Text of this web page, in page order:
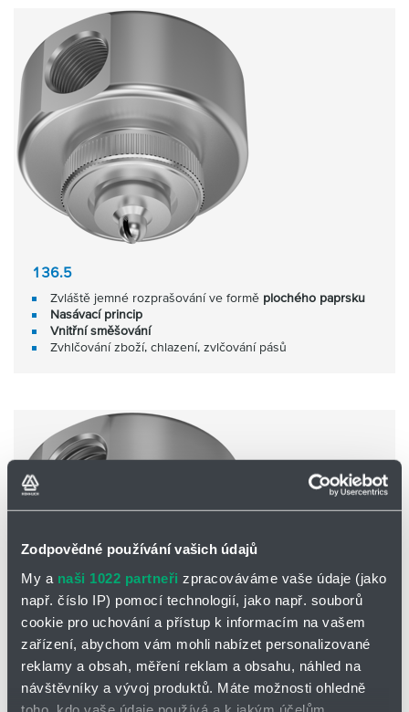
Zodpovědné používání vašich údajů
My a naši 1022 partneři zpracováváme vaše údaje (jako
např. číslo IP) pomocí technologií, jako např. souborů
cookie pro uchování a přístup k informacím na vašem
zařízení, abychom vám mohli nabízet personalizované
reklamy a obsah, měření reklam a obsahu, náhled na
návštěvníky a vývoj produktů. Máte možnosti ohledně
136.5
Zvláště jemné rozprašování ve formě plochého paprsku
Nasávací princip
Vnitřní směšování
Zvhlčování zboží, chlazení, zvlčování pásů
136.6
Jemné rozprašování ve formě